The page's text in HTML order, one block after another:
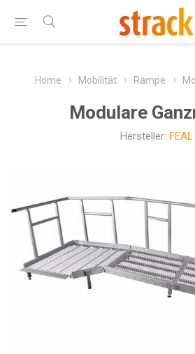
Home Mobilität Rampe
Modulare
Hersteller: FEAL